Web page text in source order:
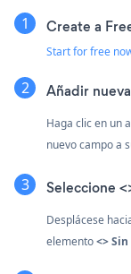
Create a
Start for free
Añadir
Haga clic en un
nuevo campo a
Seleccione
Desplácese
elemento<>